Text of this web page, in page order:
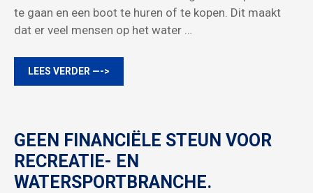
te gaan en een boot te huren of te kopen. Dit maakt
dat er veel mensen op het water …
LEES VERDER —->
GEEN FINANCIËLE STEUN VOOR
RECREATIE- EN
WATERSPORTBRANCHE.